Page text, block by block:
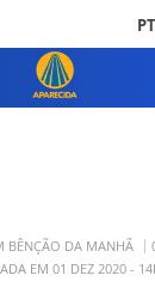
PT
BÊNÇÃO DA MANHÃ
EM 01 DEZ 2020 -